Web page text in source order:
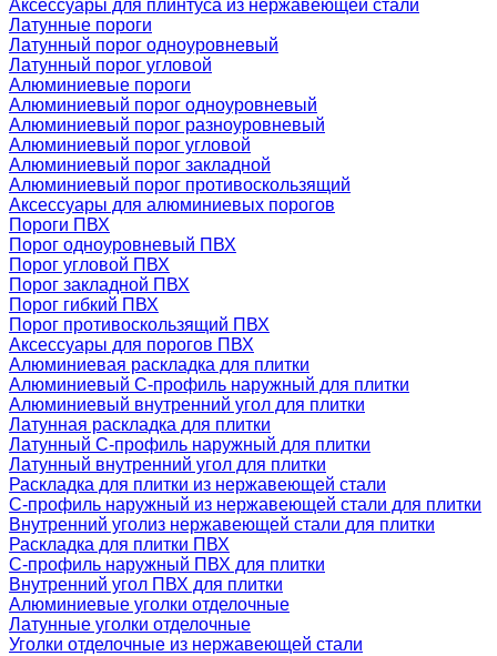
Аксессуары для плинтуса из нержавеющей стали
Латунные пороги
Латунный порог одноуровневый
Латунный порог угловой
Алюминиевые пороги
Алюминиевый порог одноуровневый
Алюминиевый порог разноуровневый
Алюминиевый порог угловой
Алюминиевый порог закладной
Алюминиевый порог противоскользящий
Аксессуары для алюминиевых порогов
Пороги ПВХ
Порог одноуровневый ПВХ
Порог угловой ПВХ
Порог закладной ПВХ
Порог гибкий ПВХ
Порог противоскользящий ПВХ
Аксессуары для порогов ПВХ
Алюминиевая раскладка для плитки
Алюминиевый С-профиль наружный для плитки
Алюминиевый внутренний угол для плитки
Латунная раскладка для плитки
Латунный С-профиль наружный для плитки
Латунный внутренний угол для плитки
Раскладка для плитки из нержавеющей стали
С-профиль наружный из нержавеющей стали для плитки
Внутренний уголиз нержавеющей стали для плитки
Раскладка для плитки ПВХ
С-профиль наружный ПВХ для плитки
Внутренний угол ПВХ для плитки
Алюминиевые уголки отделочные
Латунные уголки отделочные
Уголки отделочные из нержавеющей стали